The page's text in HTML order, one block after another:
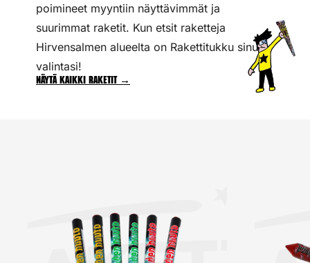
poimineet myyntiin näyttävimmät ja
suurimmat raketit. Kun etsit raketteja
Hirvensalmen alueelta on Rakettitukku sinun
valintasi!
Näytä kaikki raketit →